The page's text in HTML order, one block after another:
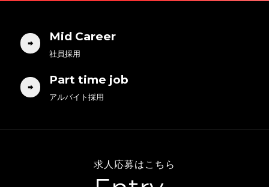
Mid Career
社員採用
Part time job
アルバイト採用
求人応募はこちら